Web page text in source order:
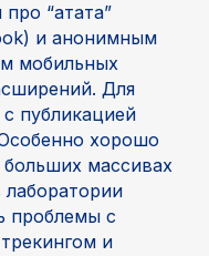
“атата”
и анонимным
мобильных
Для
публикацией
хорошо
массивах
проблемы с
и